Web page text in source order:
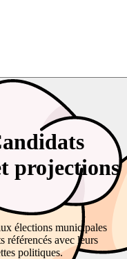
projections
élections municipales
référencés avec leurs
politiques.